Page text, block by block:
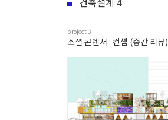
project3
소셜 콘덴서 : 컨셉 (중간 리뷰)